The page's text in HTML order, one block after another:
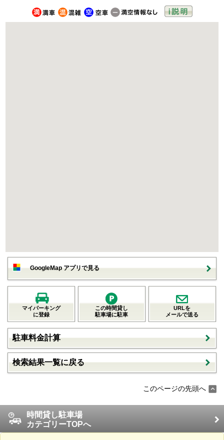
GoogleMap アプリで見る
マイパーキング
に登録
この時間貸し
駐車場に駐車
URLを
メールで送る
駐車料金計算
検索結果一覧に戻る
このページの先頭へ
時間貸し駐車場
カテゴリーTOPへ